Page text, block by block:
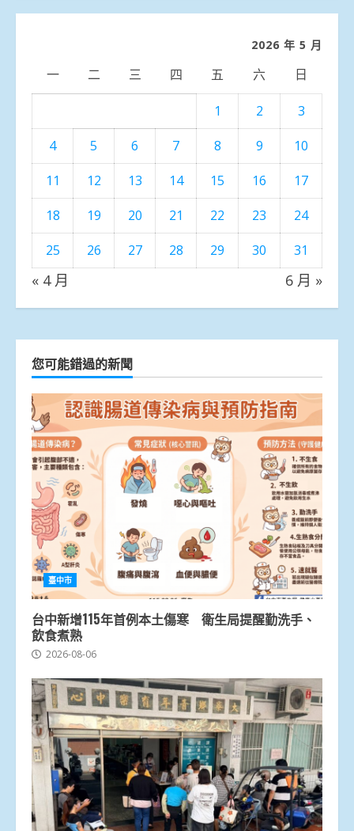
分
2026 年 5 月
一 二 三 四 五 六 日
1 2
3
4
5 6 7 8 9
10
11
12 13 14 15 16
17
18
19 20 21 22 23
24
25
26 27 28 29 30 31
« 4 月 6 月 »
您可能錯過的新聞
臺中市
台中新增115年首例本土傷寒 衛生局提醒勤洗手、
飲食煮熟
2026-08-06